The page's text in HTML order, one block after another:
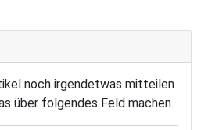
noch irgendetwas mitteilen
über folgendes Feld machen.